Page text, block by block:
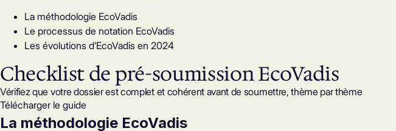
La méthodologie EcoVadis
Le processus de notation EcoVadis
Les évolutions d’EcoVadis en 2024
Checklist de pré-soumission EcoVadis
Vérifiez que votre dossier est complet et cohérent avant de soumettre, thème par thème
Télécharger le guide
La méthodologie EcoVadis